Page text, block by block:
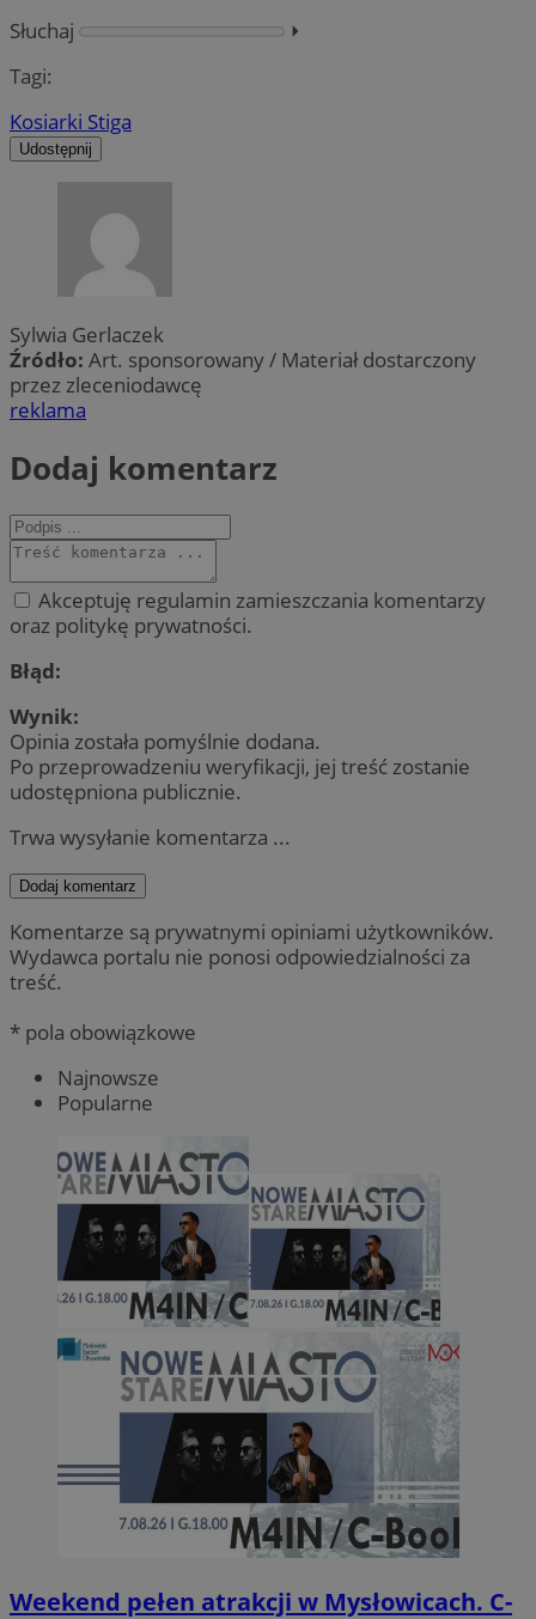
Słuchaj
⏵︎
Tagi:
Kosiarki Stiga
Udostępnij
Sylwia Gerlaczek
Źródło: Art. sponsorowany / Materiał dostarczony
przez zleceniodawcę
reklama
Dodaj komentarz
Akceptuję regulamin zamieszczania komentarzy
oraz politykę prywatności.
Błąd:
Wynik:
Opinia została pomyślnie dodana.
Po przeprowadzeniu weryfikacji, jej treść zostanie
udostępniona publicznie.
Trwa wysyłanie komentarza ...
Dodaj komentarz
Komentarze są prywatnymi opiniami użytkowników.
Wydawca portalu nie ponosi odpowiedzialności za
treść.
* pola obowiązkowe
Najnowsze
Popularne
Weekend pełen atrakcji w Mysłowicach. C-